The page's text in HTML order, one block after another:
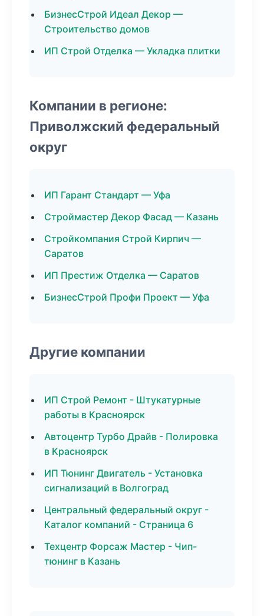
БизнесСтрой Идеал Декор —
Строительство домов
ИП Строй Отделка — Укладка плитки
Компании в регионе:
Приволжский федеральный
округ
ИП Гарант Стандарт — Уфа
Строймастер Декор Фасад — Казань
Стройкомпания Строй Кирпич —
Саратов
ИП Престиж Отделка — Саратов
БизнесСтрой Профи Проект — Уфа
Другие компании
ИП Строй Ремонт - Штукатурные
работы в Красноярск
Автоцентр Турбо Драйв - Полировка
в Красноярск
ИП Тюнинг Двигатель - Установка
сигнализаций в Волгоград
Центральный федеральный округ -
Каталог компаний - Страница 6
Техцентр Форсаж Мастер - Чип-
тюнинг в Казань